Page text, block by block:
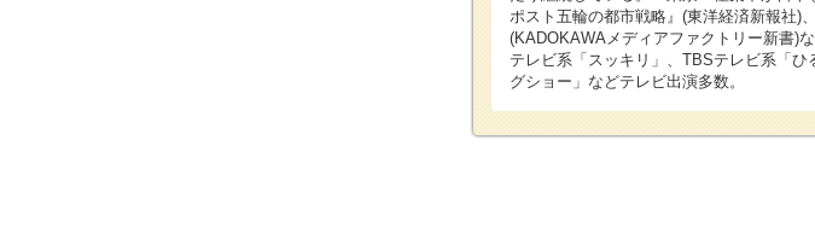
ポスト五輪の都市戦略』(東洋経済新報社)
(KADOKAWAメディアファクトリー新書)
テレビ系「スッキリ」、TBSテレビ系「
グショー」などテレビ出演多数。